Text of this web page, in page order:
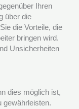
Ihren
über die
die Vorteile, die
bringen wird.
Unsicherheiten
dies möglich ist,
gewährleisten.